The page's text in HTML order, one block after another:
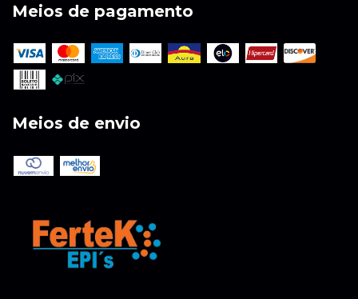
Meios de pagamento
Meios de envio